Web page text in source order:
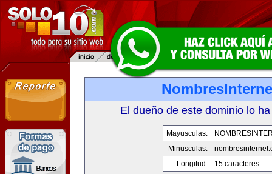
El dueño de este dominio lo
Mayusculas:
Minusculas:
Longitud:
15 caracteres